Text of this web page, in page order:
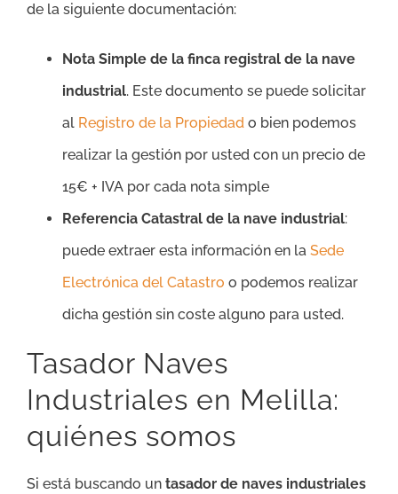
de la siguiente documentación:
Nota Simple de la finca registral de la nave
industrial. Este documento se puede solicitar
al Registro de la Propiedad o bien podemos
realizar la gestión por usted con un precio de
15€ + IVA por cada nota simple
Referencia Catastral de la nave industrial:
puede extraer esta información en la Sede
Electrónica del Catastro o podemos realizar
dicha gestión sin coste alguno para usted.
Tasador Naves
Industriales en Melilla:
quiénes somos
Si está buscando un tasador de naves industriales